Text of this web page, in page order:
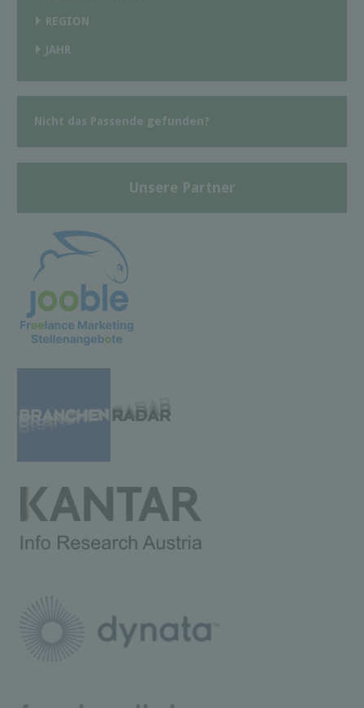
REGION
JAHR
Nicht das Passende gefunden?
Unsere Partner